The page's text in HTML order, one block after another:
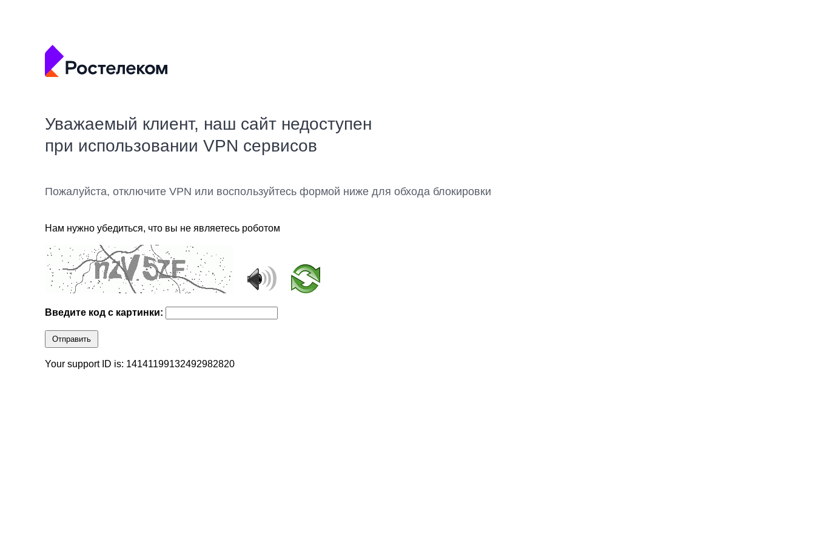
Уважаемый клиент, наш сайт недоступен
при использовании VPN сервисов
Пожалуйста, отключите VPN или воспользуйтесь формой ниже для обхода блокировки
Нам нужно убедиться, что вы не являетесь роботом
Введите код с картинки:
Отправить
Your support ID is: 14141199132492982820